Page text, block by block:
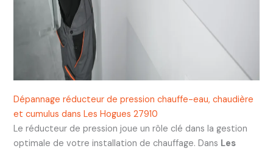
Dépannage réducteur de pression chauffe-eau, chaudière
et cumulus dans Les Hogues 27910
Le réducteur de pression joue un rôle clé dans la gestion
optimale de votre installation de chauffage. Dans Les